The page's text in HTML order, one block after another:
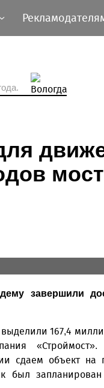
завершили
167,4
сдаем объект
был